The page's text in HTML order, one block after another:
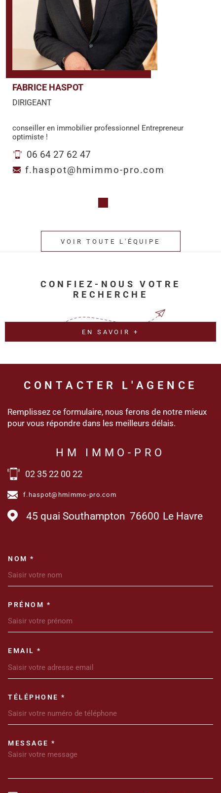
FABRICE HASPOT
DIRIGEANT
conseiller en immobilier professionnel Entrepreneur
optimiste !
06 64 27 62 47
f.haspot@hmimmo-pro.com
VOIR TOUTE L'ÉQUIPE
CONFIEZ-NOUS VOTRE
RECHERCHE
EN SAVOIR +
CONTACTER L'AGENCE
Remplissez ce formulaire, nous ferons de notre mieux
pour vous répondre dans les meilleurs délais.
HM IMMO-PRO
02 35 22 00 22
f.haspot@hmimmo-pro.com
45 quai Southampton 76600 Le Havre
NOM *
PRÉNOM *
EMAIL *
TÉLÉPHONE *
TRAD_MELTEM_VOREDEMANDE
MESSAGE *